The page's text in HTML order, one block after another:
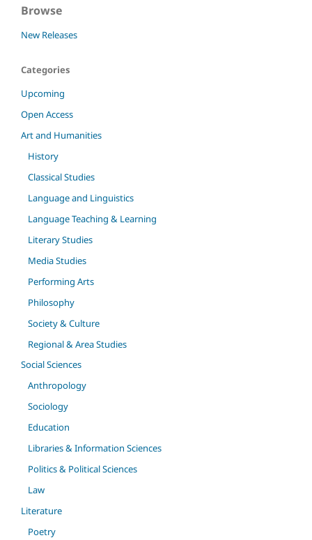
Browse
New Releases
Categories
Upcoming
Open Access
Art and Humanities
History
Classical Studies
Language and Linguistics
Language Teaching & Learning
Literary Studies
Media Studies
Performing Arts
Philosophy
Society & Culture
Regional & Area Studies
Social Sciences
Anthropology
Sociology
Education
Libraries & Information Sciences
Politics & Political Sciences
Law
Literature
Poetry